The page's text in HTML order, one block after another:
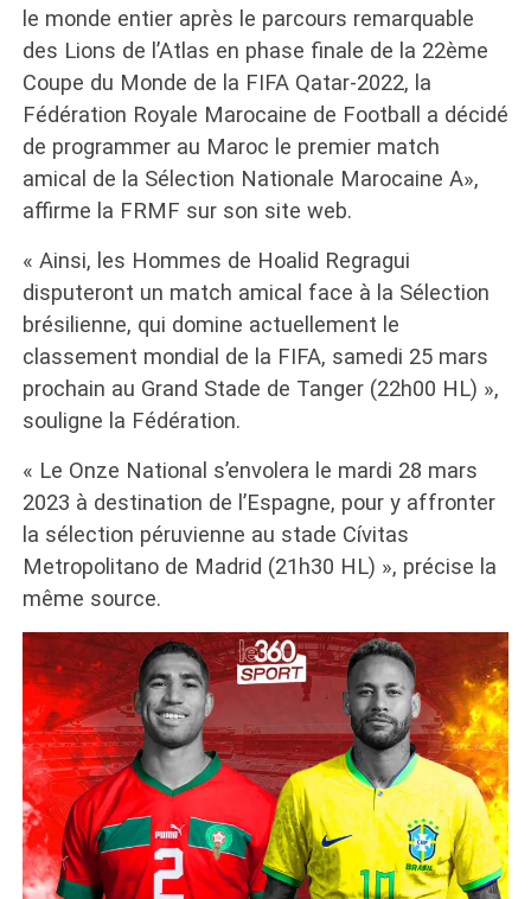
le monde entier après le parcours remarquable
des Lions de l’Atlas en phase finale de la 22ème
Coupe du Monde de la FIFA Qatar-2022, la
Fédération Royale Marocaine de Football a décidé
de programmer au Maroc le premier match
amical de la Sélection Nationale Marocaine A»,
affirme la FRMF sur son site web.
« Ainsi, les Hommes de Hoalid Regragui
disputeront un match amical face à la Sélection
brésilienne, qui domine actuellement le
classement mondial de la FIFA, samedi 25 mars
prochain au Grand Stade de Tanger (22h00 HL) »,
souligne la Fédération.
« Le Onze National s’envolera le mardi 28 mars
2023 à destination de l’Espagne, pour y affronter
la sélection péruvienne au stade Cívitas
Metropolitano de Madrid (21h30 HL) », précise la
même source.